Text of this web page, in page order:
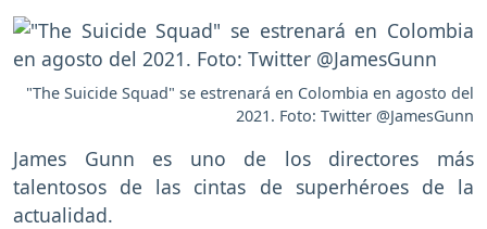
"The Suicide Squad" se estrenará en Colombia en agosto del
2021. Foto: Twitter @JamesGunn
James Gunn es uno de los directores más
talentosos de las cintas de superhéroes de la
actualidad.